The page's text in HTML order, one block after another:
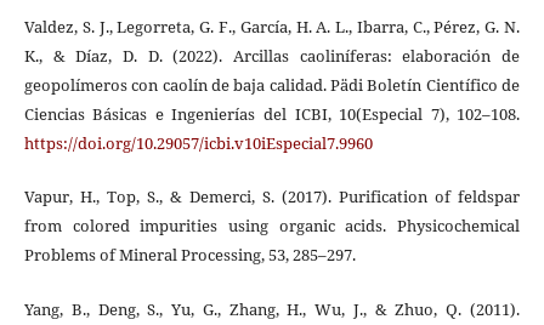
Valdez, S. J., Legorreta, G. F., García, H. A. L., Ibarra, C., Pérez, G. N.
K., & Díaz, D. D. (2022). Arcillas caoliníferas: elaboración de
geopolímeros con caolín de baja calidad. Pädi Boletín Científico de
Ciencias Básicas e Ingenierías del ICBI, 10(Especial 7), 102–108.
https://doi.org/10.29057/icbi.v10iEspecial7.9960
Vapur, H., Top, S., & Demerci, S. (2017). Purification of feldspar
from colored impurities using organic acids. Physicochemical
Problems of Mineral Processing, 53, 285–297.
Yang, B., Deng, S., Yu, G., Zhang, H., Wu, J., & Zhuo, Q. (2011).